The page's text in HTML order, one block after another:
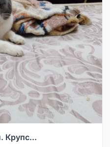
Крупс...